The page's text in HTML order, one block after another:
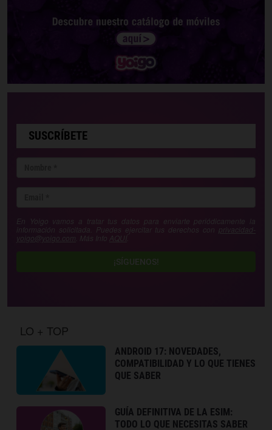
SUSCRÍBETE
En Yoigo vamos a tratar tus datos para enviarte periódicamente la
información solicitada. Puedes ejercitar tus derechos con privacidad-
yoigo@yoigo.com . Más Info AQUÍ
¡SÍGUENOS!
LO + TOP
ANDROID 17: NOVEDADES,
COMPATIBILIDAD Y LO QUE TIENES
QUE SABER
GUÍA DEFINITIVA DE LA ESIM:
TODO LO QUE NECESITAS SABER